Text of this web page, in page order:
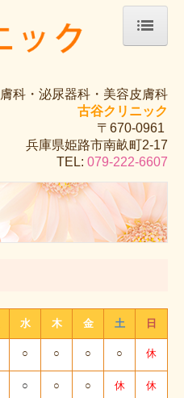
科・泌尿器科・美容皮膚科
古谷クリニック
〒670-0961
兵庫県姫路市南畝町2-17
TEL: 079-222-6607
水 木 金 土 日
○ ○ ○ ○ 休
○ ○ ○ 休 休